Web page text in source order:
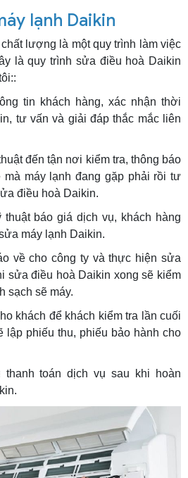
lạnh Daikin
lượng là một quy trình làm việc
là quy trình sửa điều hoà Daikin
tin khách hàng, xác nhận thời
tư vấn và giải đáp thắc mắc liên
đến tận nơi kiểm tra, thông báo
mà máy lạnh đang gặp phải rồi tư
điều hoà Daikin.
thuật báo giá dịch vụ, khách hàng
máy lạnh Daikin.
về cho công ty và thực hiện sửa
sửa điều hoà Daikin xong sẽ kiểm
sạch sẽ máy.
khách để khách kiểm tra lần cuối
lập phiếu thu, phiếu bảo hành cho
thanh toán dịch vụ sau khi hoàn